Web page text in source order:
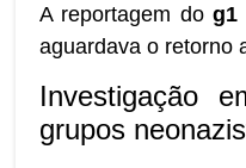
A reportagem dog1
aguardava o retorno
Investigação
grupos